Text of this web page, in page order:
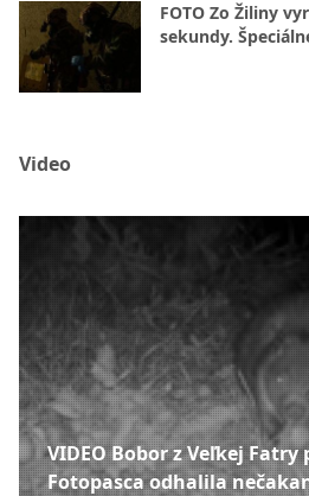
FOTO Zo Žiliny
sekundy.
Video
VIDEO Bobor z Veľkej
Fotopasca odhalila